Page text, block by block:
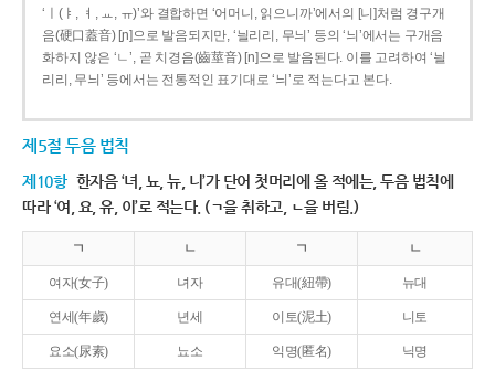
‘ㅣ(ㅑ, ㅕ, ㅛ, ㅠ)’와 결합하면 ‘어머니, 읽으니까’에서의 [니]처럼 경구개
음(硬口蓋音) [ɲ]으로 발음되지만, ‘늴리리, 무늬’ 등의 ‘늬’에서는 구개음
화하지 않은 ‘ㄴ’, 곧 치경음(齒莖音) [n]으로 발음된다. 이를 고려하여 ‘늴
리리, 무늬’ 등에서는 전통적인 표기대로 ‘늬’로 적는다고 본다.
제5절 두음 법칙
제10항 한자음 ‘녀, 뇨, 뉴, 니’가 단어 첫머리에 올 적에는, 두음 법칙에
따라 ‘여, 요, 유, 이’로 적는다. (ㄱ을 취하고, ㄴ을 버림.)
ㄱ ㄴ ㄱ ㄴ
여자(女子) 녀자 유대(紐帶) 뉴대
연세(年歲) 년세 이토(泥土) 니토
요소(尿素) 뇨소 익명(匿名) 닉명